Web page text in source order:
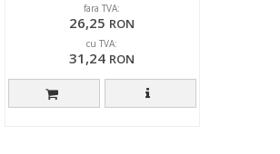
fara TVA:
26,25 RON
cu TVA:
31,24 RON